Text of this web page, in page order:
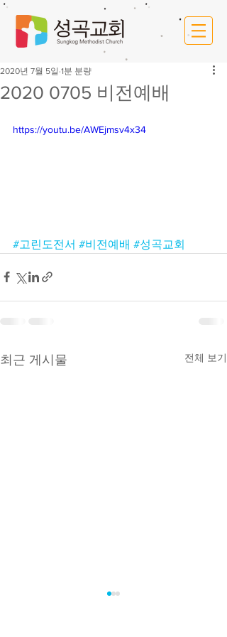
2020 0705 비전예배
2020년 7월 5일 1분 분량
https://youtu.be/AWEjmsv4x34
#고린도전서 #비전예배 #성곡교회
최근 게시물 전체 보기